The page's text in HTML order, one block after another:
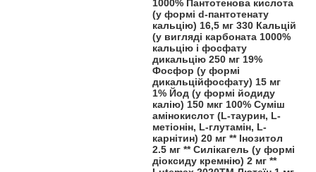
1000% Пантотенова кислота
(у формі d-пантотенату
кальцію) 16,5 мг 330 Кальцій
(у вигляді карбоната 1000%
кальцію і фосфату
дикальцію 250 мг 19%
Фосфор (у формі
дикальційфосфату) 15 мг
1% Йод (у формі йодиду
калію) 150 мкг 100% Суміш
амінокислот (L-таурин, L-
метіонін, L-глутамін, L-
карнітин) 20 мг ** Інозитол
2.5 мг ** Силікагель (у формі
діоксиду кремнію) 2 мг **